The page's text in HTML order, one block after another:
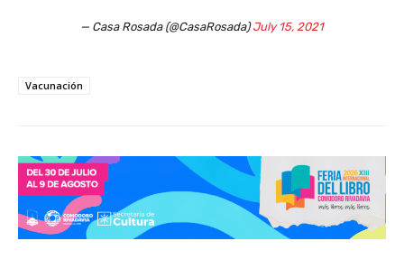
— Casa Rosada (@CasaRosada)July 15, 2021
Vacunación